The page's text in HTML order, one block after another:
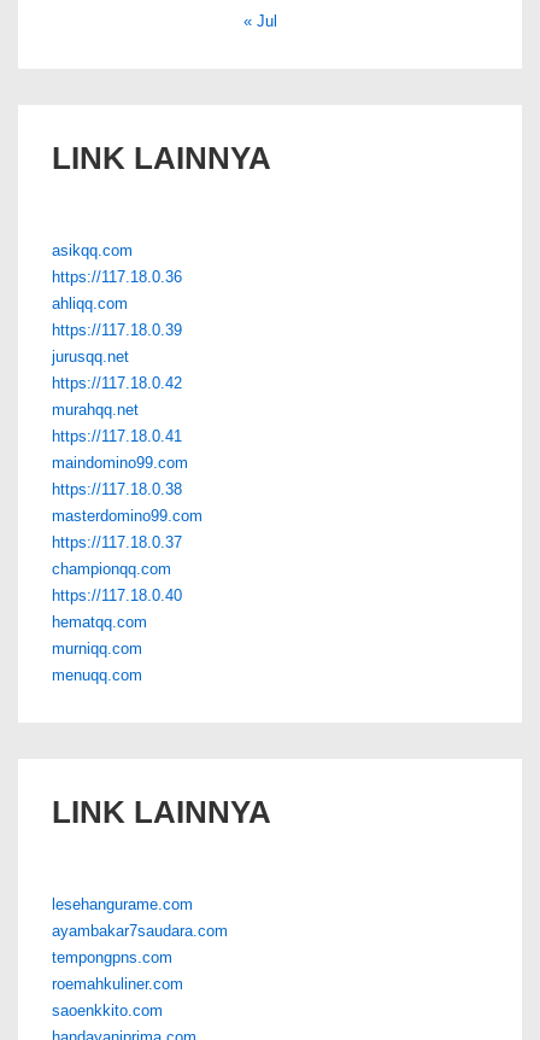
« Jul
LINK LAINNYA
asikqq.com
https://117.18.0.36
ahliqq.com
https://117.18.0.39
jurusqq.net
https://117.18.0.42
murahqq.net
https://117.18.0.41
maindomino99.com
https://117.18.0.38
masterdomino99.com
https://117.18.0.37
championqq.com
https://117.18.0.40
hematqq.com
murniqq.com
menuqq.com
LINK LAINNYA
lesehangurame.com
ayambakar7saudara.com
tempongpns.com
roemahkuliner.com
saoenkkito.com